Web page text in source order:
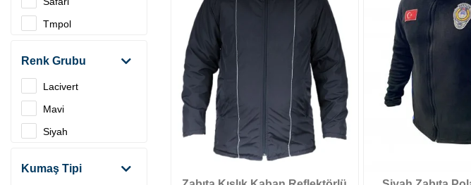
Tmpol
Renk Grubu
Lacivert
Mavi
Siyah
Kumaş Tipi